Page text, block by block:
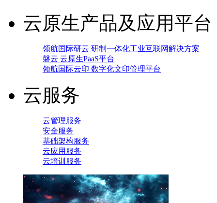
云原生产品及应用平台
领航国际研云 研制一体化工业互联网解决方案
磐云 云原生PaaS平台
领航国际云印 数字化文印管理平台
云服务
云管理服务
安全服务
基础架构服务
云应用服务
云培训服务